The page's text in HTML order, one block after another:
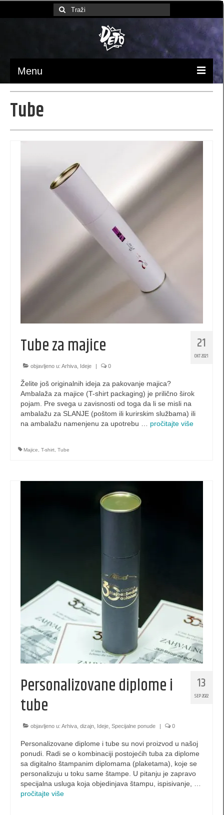
Search
for:
Menu
Ambalaža / pakovanje
luksuzne kese
kese 370x245x90 (MBX)
kesa 230 x 220 x 100 (XB)
kese 170 x 260 x 60 (SB)
kese 260 x 170 x 60 (SBX)
kesa 140 x 210 x 60 (PB)
kesa 300 x 400 x 140 (XLS)
kesa 520 x 380 x 120 (XXL)
kese za piće
Luksuzne kutije
EKO kese
promotivne kutije
XL Pillow box
pillow box (S2) za nakit
pillow-box (M3) za nakit
pillow-box (M4) za nakit
pillow box (L1) za nakit
pillow-box (L2) za nakit
pillow-box (L4) za nakit
Bombonjera kutije
specijalna ambalaža
specijalne kese
Tube
21
OKT 2021
Tube za majice
objavljeno u: Arhiva Ideje | 0
Želite još originalnih ideja za pakovanje majica?
Ambalaža za majice (T-shirt packaging) je prilično širok
pojam. Pre svega u zavisnosti od toga da li se misli na
ambalažu za SLANJE (poštom ili kurirskim službama) ili
na ambalažu namenjenu za upotrebu … pročitajte više
Majice T-shirt Tube
13
SEP 2022
Personalizovane diplome i
tube
objavljeno u: Arhiva dizajn Ideje Specijalne ponude | 0
Personalizovane diplome i tube su novi proizvod u našoj
ponudi. Radi se o kombinaciji postojećih tuba za diplome
sa digitalno štampanim diplomama (plaketama), koje se
personalizuju u toku same štampe. U pitanju je zapravo
specijalna usluga koja objedinjava štampu, ispisivanje, …
pročitajte više